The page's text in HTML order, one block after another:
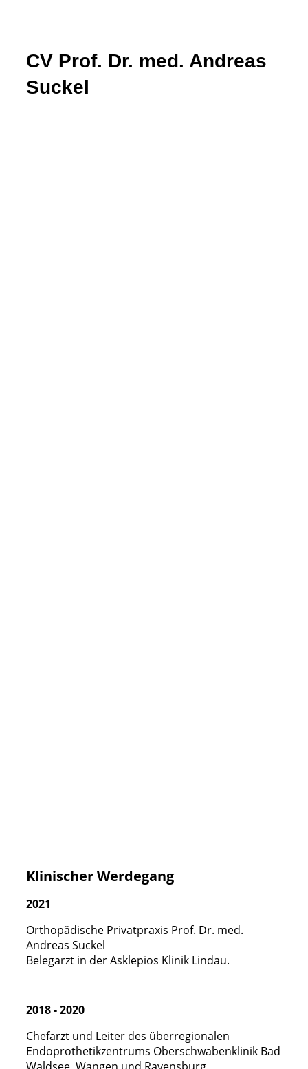
CV Prof. Dr. med. Andreas
Suckel
Klinischer Werdegang
2021
Orthopädische Privatpraxis Prof. Dr. med.
Andreas Suckel
Belegarzt in der Asklepios Klinik Lindau.
2018 - 2020
Chefarzt und Leiter des überregionalen
Endoprothetikzentrums Oberschwabenklinik Bad